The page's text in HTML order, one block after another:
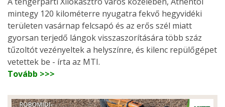
mintegy 120 kilométerre nyugatra fekvő hegyvidéki
területen vasárnap felcsapó és az erős szél miatt
gyorsan terjedő lángok visszaszorítására több száz
tűzoltót vezényeltek a helyszínre, és kilenc repülőgépet
vetettek be - írta az MTI.
Tovább >>>